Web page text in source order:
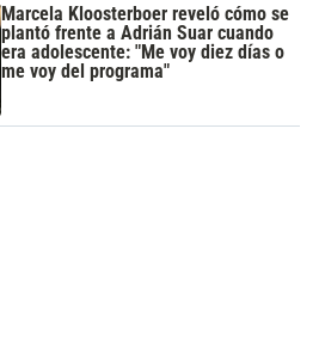
Marcela Kloosterboer reveló cómo se
plantó frente a Adrián Suar cuando
era adolescente: "Me voy diez días o
me voy del programa"